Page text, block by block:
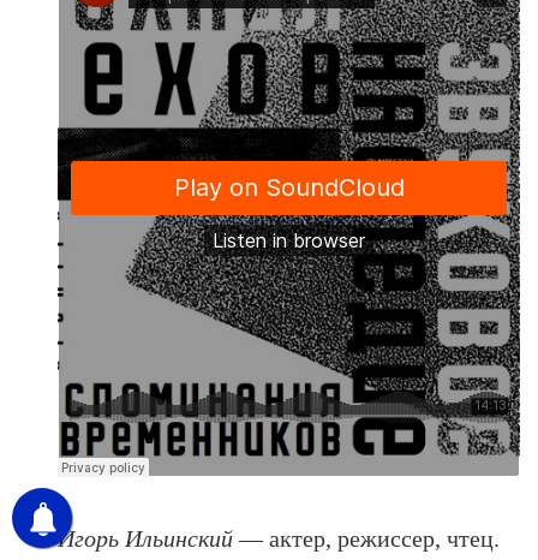
Игорь Ильинский— актер, режиссер, чтец.